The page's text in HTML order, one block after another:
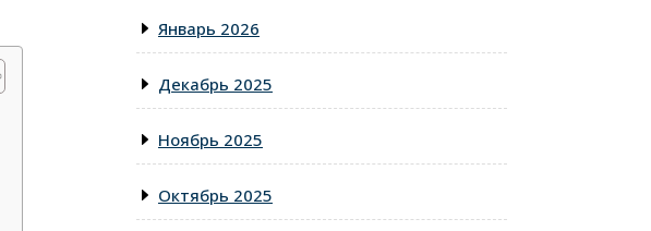
Январь 2026
Декабрь 2025
Ноябрь 2025
Октябрь 2025